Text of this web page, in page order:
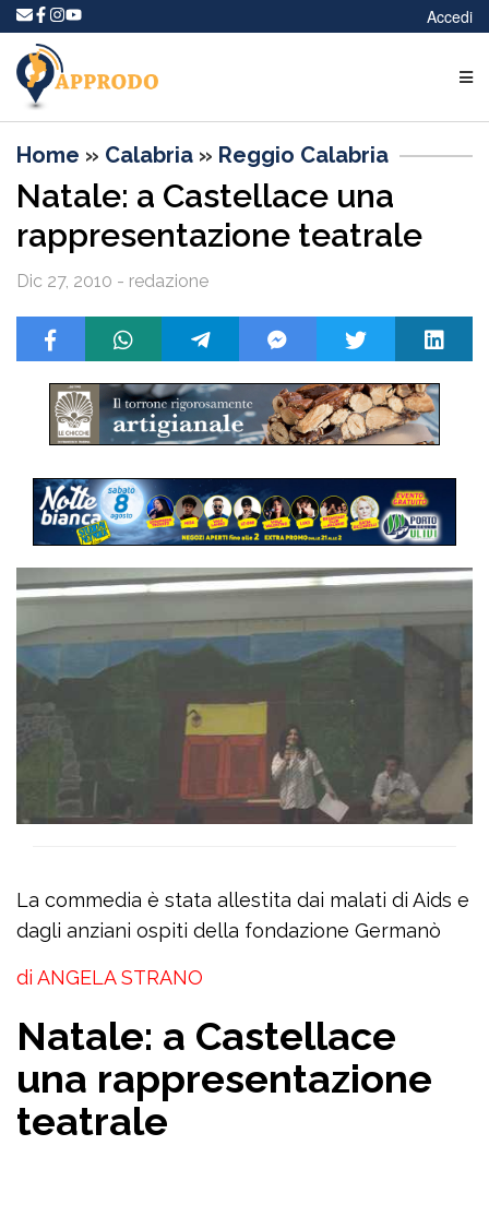
Accedi
Home » Calabria » Reggio Calabria
Natale: a Castellace una
rappresentazione teatrale
Dic 27, 2010 - redazione
La commedia è stata allestita dai malati di Aids e
dagli anziani ospiti della fondazione Germanò
di ANGELA STRANO
Natale: a Castellace
una rappresentazione
teatrale